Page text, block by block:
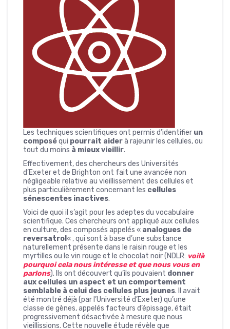
Les techniques scientifiques ont permis d’identifier un
composéqui pourrait aiderà rajeunir les cellules, ou
tout du moins à mieux vieillir.
Effectivement, des chercheurs des Universités
d’Exeter et de Brighton ont fait une avancée non
négligeable relative au vieillissement des cellules et
plus particulièrement concernant les cellules
sénescentes inactives.
Voici de quoi il s’agit pour les adeptes du vocabulaire
scientifique. Ces chercheurs ont appliqué aux cellules
en culture, des composés appelés « analogues de
reversatrol « , qui sont à base d’une substance
naturellement présente dans le raisin rouge et les
myrtilles ou le vin rouge et le chocolat noir (NDLR: voilà
pourquoi cela nous intéresse et que nous vous en
parlons). Ils ont découvert qu’ils pouvaient donner
aux cellules un aspect et un comportement
semblable à celui des cellules plus jeunes. Il avait
été montré déjà (par l’Université d’Exeter) qu’une
classe de gènes, appelés facteurs d’épissage, était
progressivement désactivée à mesure que nous
vieillissions. Cette nouvelle étude révèle que